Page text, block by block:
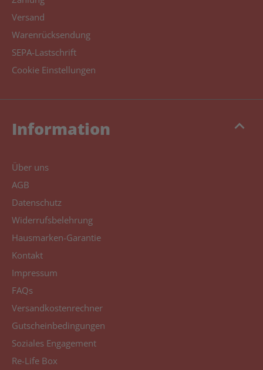
Versand
Warenrücksendung
SEPA-Lastschrift
Cookie Einstellungen
keyboard_arrow_up
Information
Über uns
AGB
Datenschutz
Widerrufsbelehrung
Hausmarken-Garantie
Kontakt
Impressum
FAQs
Versandkostenrechner
Gutscheinbedingungen
Soziales Engagement
Re-Life Box